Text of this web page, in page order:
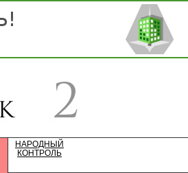
НАРОДНЫЙ
КОНТРОЛЬ